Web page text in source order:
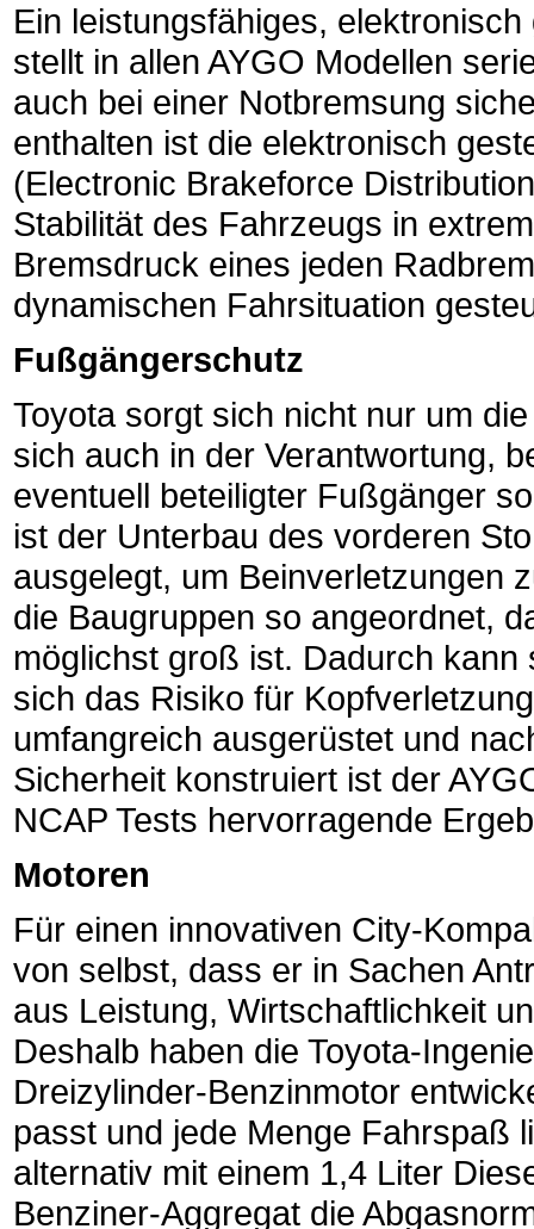
Ein leistungsfähiges,
stellt in allen AYGO Modellen
auch bei einer Notbremsung
enthalten ist die elektronisch
(Electronic Brakeforce
Stabilität des Fahrzeugs in
Bremsdruck eines jeden
dynamischen Fahrsituation
Fußgängerschutz
Toyota sorgt sich nicht nur um
sich auch in der Verantwortung,
eventuell beteiligter Fußgänger
ist der Unterbau des vorderen
ausgelegt, um Beinverletzungen
die Baugruppen so angeordnet,
möglichst groß ist. Dadurch
sich das Risiko für
umfangreich ausgerüstet und
Sicherheit konstruiert ist der
NCAP Tests hervorragende
Motoren
Für einen innovativen City-
von selbst, dass er in Sachen
aus Leistung, Wirtschaftlichkeit
Deshalb haben die Toyota-
Dreizylinder-Benzinmotor
passt und jede Menge Fahrspaß
alternativ mit einem 1,4 Liter
Benziner-Aggregat die